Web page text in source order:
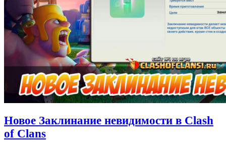
Новое Заклинание невидимости в Clash
of Clans